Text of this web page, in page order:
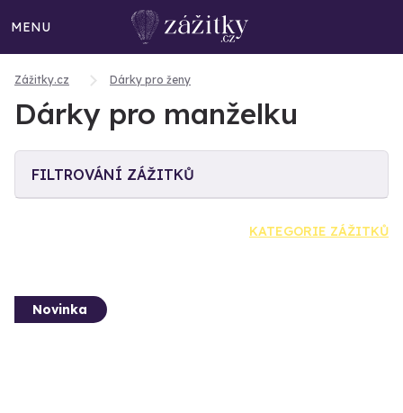
MENU
Zážitky.cz Dárky pro ženy
Dárky pro manželku
FILTROVÁNÍ ZÁŽITKŮ
KATEGORIE ZÁŽITKŮ
Novinka